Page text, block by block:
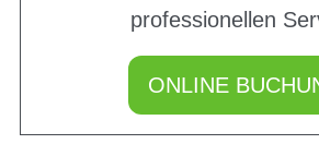
professionellen
ONLINE